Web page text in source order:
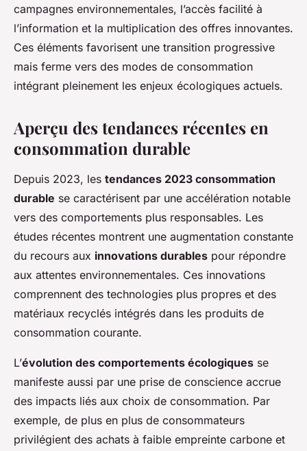
campagnes environnementales, l’accès facilité à
l’information et la multiplication des offres innovantes.
Ces éléments favorisent une transition progressive
mais ferme vers des modes de consommation
intégrant pleinement les enjeux écologiques actuels.
Aperçu des tendances récentes en
consommation durable
Depuis 2023, les tendances 2023 consommation
durable se caractérisent par une accélération notable
vers des comportements plus responsables. Les
études récentes montrent une augmentation constante
du recours aux innovations durables pour répondre
aux attentes environnementales. Ces innovations
comprennent des technologies plus propres et des
matériaux recyclés intégrés dans les produits de
consommation courante.
L’évolution des comportements écologiques se
manifeste aussi par une prise de conscience accrue
des impacts liés aux choix de consommation. Par
exemple, de plus en plus de consommateurs
privilégient des achats à faible empreinte carbone et